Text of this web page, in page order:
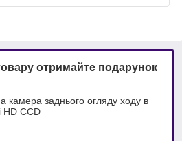
отримайте подарунок
камера заднього огляду ходу в
HD ССD